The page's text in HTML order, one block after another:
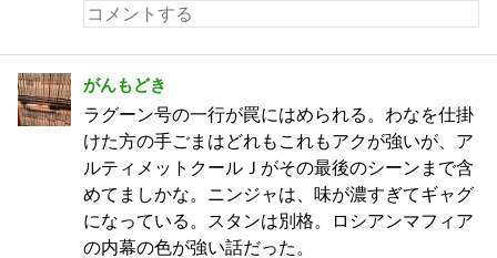
がんもどき
ラグーン号の一行が罠にはめられる。わなを仕掛
けた方の手ごまはどれもこれもアクが強いが、ア
ルティメットクールＪがその最後のシーンまで含
めてましかな。ニンジャは、味が濃すぎてギャグ
になっている。スタンは別格。ロシアンマフィア
の内幕の色が強い話だった。